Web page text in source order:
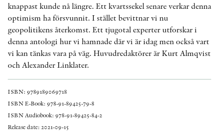
knappast kunde nå längre. Ett kvartssekel senare verkar denna
optimism ha försvunnit. I stället bevittnar vi nu
geopolitikens återkomst. Ett tjugotal experter utforskar i
denna antologi hur vi hamnade där vi är idag men också vart
vi kan tänkas vara på väg. Huvudredaktörer är Kurt Almqvist
och Alexander Linklater.
ISBN: 9789189069718
ISBN E-Book: 978-91-89425-79-8
ISBN Audiobook: 978-91-89425-84-2
Release date: 2021-09-15